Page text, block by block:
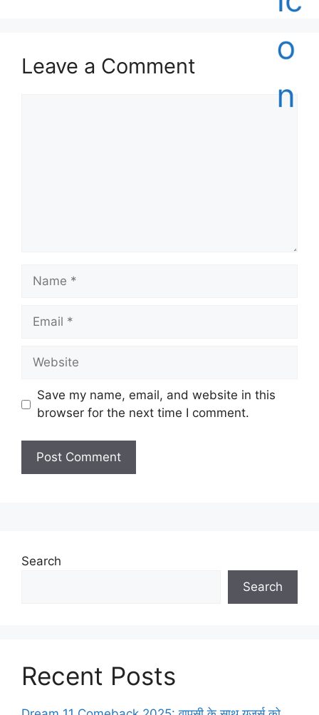
Leave a Comment
Name
Email
Website
Save my name, email, and website in this
browser for the next time I comment.
Search
Search
Recent Posts